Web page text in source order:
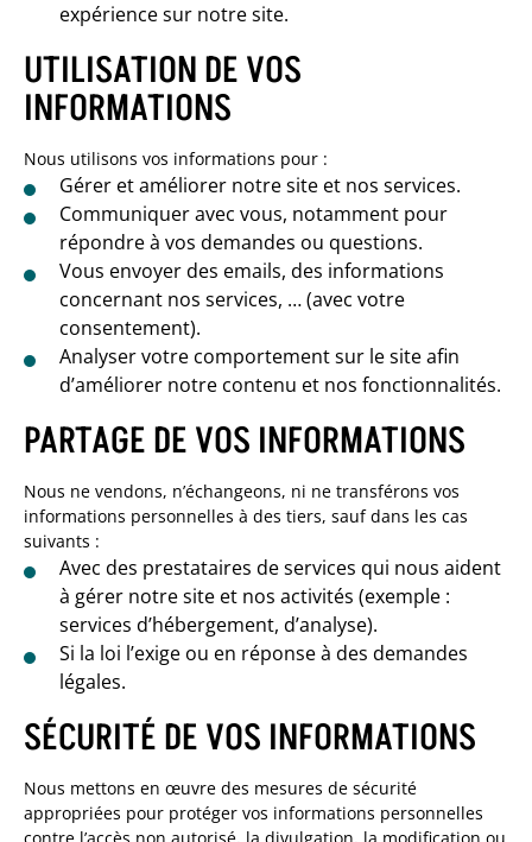
expérience sur notre site.
UTILISATION DE VOS
INFORMATIONS
Nous utilisons vos informations pour :
Gérer et améliorer notre site et nos services.
Communiquer avec vous, notamment pour
répondre à vos demandes ou questions.
Vous envoyer des emails, des informations
concernant nos services, … (avec votre
consentement).
Analyser votre comportement sur le site afin
d’améliorer notre contenu et nos fonctionnalités.
PARTAGE DE VOS INFORMATIONS
Nous ne vendons, n’échangeons, ni ne transférons vos
informations personnelles à des tiers, sauf dans les cas
suivants :
Avec des prestataires de services qui nous aident
à gérer notre site et nos activités (exemple :
services d’hébergement, d’analyse).
Si la loi l’exige ou en réponse à des demandes
légales.
SÉCURITÉ DE VOS INFORMATIONS
Nous mettons en œuvre des mesures de sécurité
appropriées pour protéger vos informations personnelles